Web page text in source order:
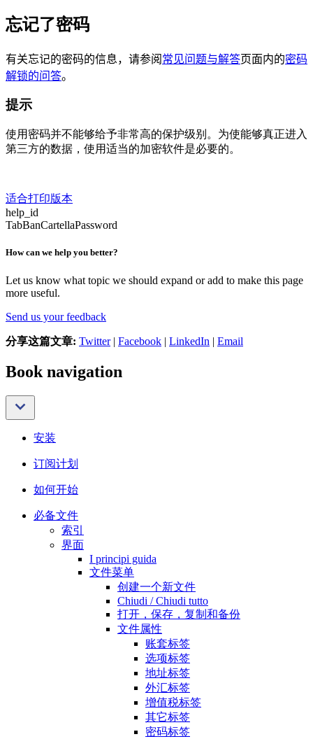
忘记了密码
有关忘记的密码的信息，请参阅 常见问题与解答页面内的密码
解锁的问答。
提示
使用密码并不能够给予非常高的保护级别。为使能够真正进入
第三方的数据，使用适当的加密软件是必要的。
适合打印版本
help_id
TabBanCartellaPassword
How can we help you better?
Let us know what topic we should expand or add to make this page
more useful.
Send us your feedback
分享这篇文章: Twitter| Facebook | LinkedIn | Email
Book navigation
安装
订阅计划
如何开始
必备文件
索引
界面
I principi guida
文件菜单
创建一个新文件
Chiudi / Chiudi tutto
打开，保存，复制和备份
文件属性
账套标签
选项标签
地址标签
外汇标签
增值税标签
其它标签
密码标签